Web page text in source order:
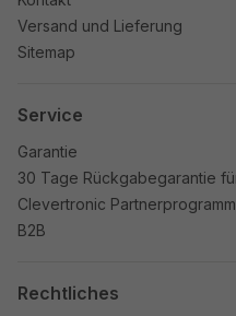
Versand und Lieferung
Sitemap
Service
Garantie
30 Tage Rückgabegarantie
Clevertronic Partnerprogramm
B2B
Rechtliches